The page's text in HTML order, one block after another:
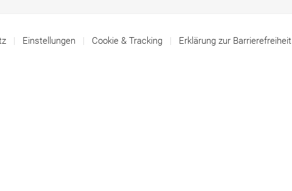
Einstellungen Cookie & Tracking Erklärung zur Barrierefreiheit